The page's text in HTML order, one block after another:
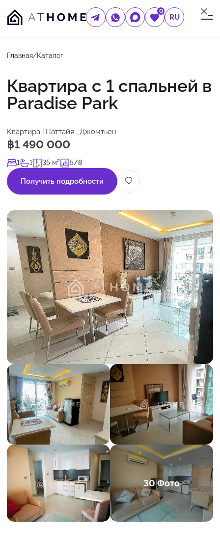
0
RU
Главная/Каталог
Квартира с 1 спальней в
Paradise Park
Квартира | Паттайя , Джомтьен
฿1 490 000
1 1 35 м² 5/8
Получить подробности
30 Фото